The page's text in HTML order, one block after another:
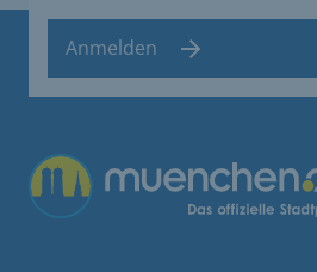
Anmelden
Übergreifende Links